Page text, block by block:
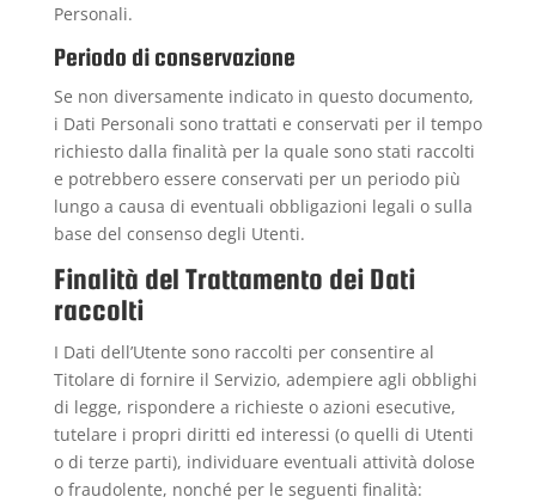
Personali.
Periodo di conservazione
Se non diversamente indicato in questo documento,
i Dati Personali sono trattati e conservati per il tempo
richiesto dalla finalità per la quale sono stati raccolti
e potrebbero essere conservati per un periodo più
lungo a causa di eventuali obbligazioni legali o sulla
base del consenso degli Utenti.
Finalità del Trattamento dei Dati
raccolti
I Dati dell’Utente sono raccolti per consentire al
Titolare di fornire il Servizio, adempiere agli obblighi
di legge, rispondere a richieste o azioni esecutive,
tutelare i propri diritti ed interessi (o quelli di Utenti
o di terze parti), individuare eventuali attività dolose
o fraudolente, nonché per le seguenti finalità: